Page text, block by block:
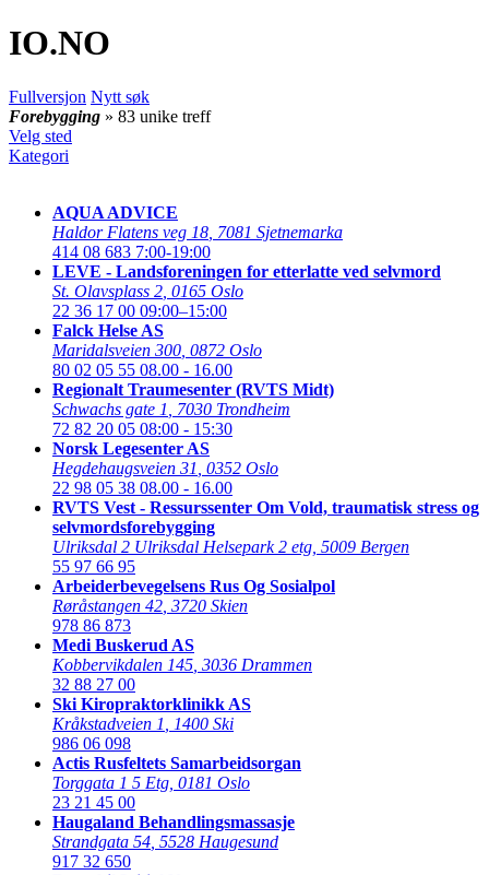
IO.NO
Fullversjon Nytt søk
Forebygging » 83 unike treff
Velg sted
Kategori
AQUA ADVICE
Haldor Flatens veg 18 7081 Sjetnemarka
414 08 683 7:00-19:00
LEVE - Landsforeningen for etterlatte ved selvmord
St. Olavsplass 2 0165 Oslo
22 36 17 00 09:00–15:00
Falck Helse AS
Maridalsveien 300 0872 Oslo
80 02 05 55 08.00 - 16.00
Regionalt Traumesenter (RVTS Midt)
Schwachs gate 1
7030 Trondheim
72 82 20 05 08:00 - 15:30
Norsk Legesenter AS
Hegdehaugsveien 31 0352 Oslo
22 98 05 38 08.00 - 16.00
RVTS Vest - Ressurssenter Om Vold, traumatisk stress og
selvmordsforebygging
Ulriksdal 2 Ulriksdal Helsepark 2 etg 5009 Bergen
55 97 66 95
Arbeiderbevegelsens Rus Og Sosialpol
Røråstangen 42 3720 Skien
978 86 873
Medi Buskerud AS
Kobbervikdalen 145 3036 Drammen
32 88 27 00
Ski Kiropraktorklinikk AS
Kråkstadveien 1
1400 Ski
986 06 098
Actis Rusfeltets Samarbeidsorgan
Torggata 1 5 Etg 0181 Oslo
23 21 45 00
Haugaland Behandlingsmassasje
Strandgata 54 5528 Haugesund
917 32 650